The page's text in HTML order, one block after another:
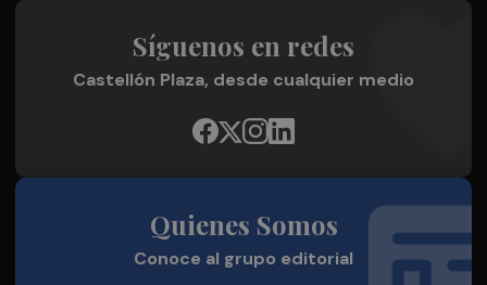
Síguenos en redes
Castellón Plaza, desde cualquier medio
Quienes Somos
Conoce al grupo editorial